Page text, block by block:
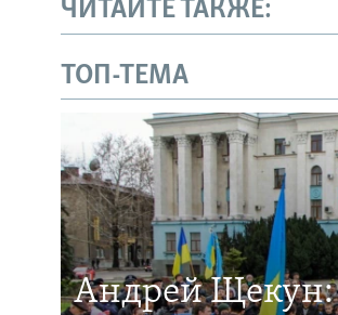
ЧИТАЙТЕ ТАКЖЕ:
ТОП-ТЕМА
Андрей